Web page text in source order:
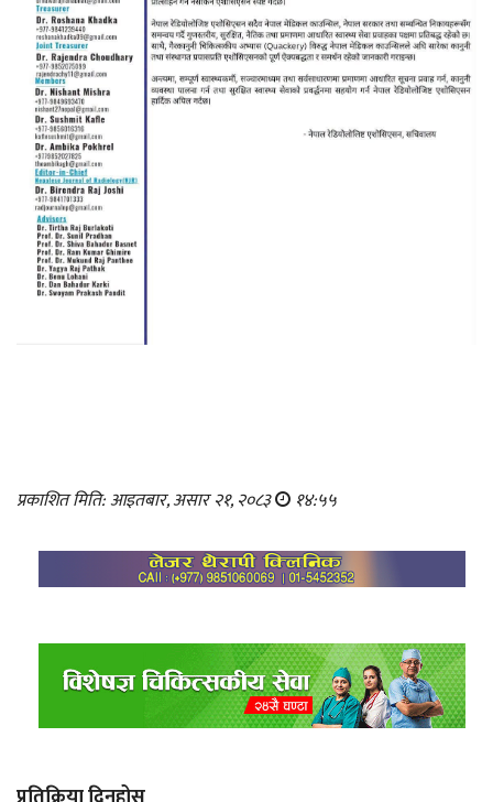
प्रकाशित मिति: आइतबार, असार २१, २०८३ १४:५५